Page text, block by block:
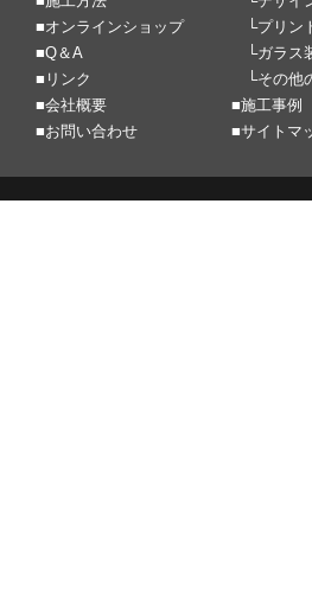
■オンラインショップ
■Q＆A
■ リンク
■会社概要
■お問い合わせ
└プリン
└ガラス
└その他
■施工事例
■サイトマ